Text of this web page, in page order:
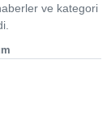
ve kategori